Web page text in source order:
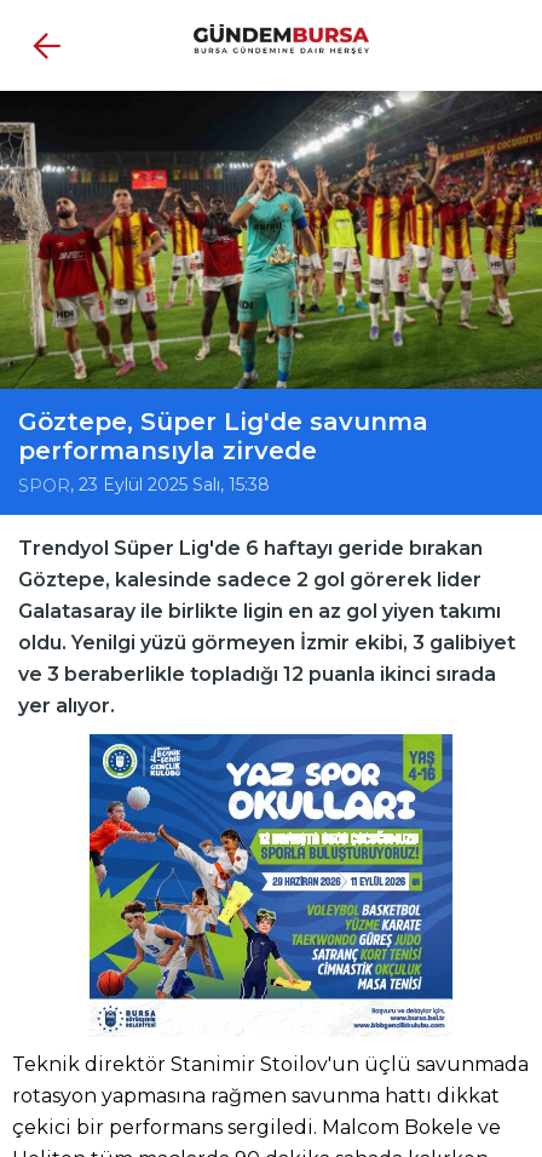
Göztepe, Süper Lig'de savunma
performansıyla zirvede
SPOR, 23 Eylül 2025 Salı, 15:38
Trendyol Süper Lig'de 6 haftayı geride bırakan
Göztepe, kalesinde sadece 2 gol görerek lider
Galatasaray ile birlikte ligin en az gol yiyen takımı
oldu. Yenilgi yüzü görmeyen İzmir ekibi, 3 galibiyet
ve 3 beraberlikle topladığı 12 puanla ikinci sırada
yer alıyor.
Teknik direktör Stanimir Stoilov'un üçlü savunmada
rotasyon yapmasına rağmen savunma hattı dikkat
çekici bir performans sergiledi. Malcom Bokele ve